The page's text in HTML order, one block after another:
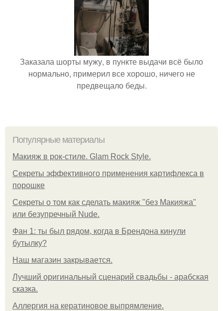
Заказала шорты мужу, в пункте выдачи всё было
нормально, примерил все хорошо, ничего не
предвещало беды.
Популярные материалы
Макияж в рок-стиле. Glam Rock Style.
Секреты эффективного применения картифлекса в
порошке
Секреты о том как сделать макияж "без Макияжа"
или безупречный Nude.
Фан 1: ты был рядом, когда в Брендона кинули
бутылку?
Нaш магaзин зaкрывaeтся.
Лучший оригинальный сценарий свадьбы - арабская
сказка.
Аллергия на кератиновое выпрямление.